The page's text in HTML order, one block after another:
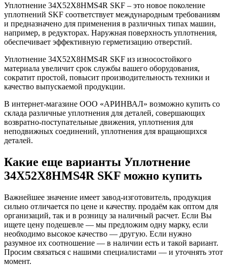
Уплотнение 34X52X8HMS4R SKF – это новое поколение
уплотнений SKF соответствует международным требованиям
и предназначено для применения в различных типах машин,
например, в редукторах. Наружная поверхность уплотнения,
обеспечивает эффективную герметизацию отверстий.
Уплотнение 34X52X8HMS4R SKF из износостойкого
материала увеличит срок службы вашего оборудования,
сократит простой, повысит производительность техники и
качество выпускаемой продукции.
В интернет-магазине ООО «АРИНВАЛ» возможно купить со
склада различные уплотнения для деталей, совершающих
возвратно-поступательные движения, уплотнения для
неподвижных соединений, уплотнения для вращающихся
деталей.
Какие еще варианты Уплотнение
34X52X8HMS4R SKF можно купить
Важнейшее значение имеет завод-изготовитель, продукция
сильно отличается по цене и качеству. продаём как оптом для
организаций, так и в розницу за наличный расчет. Если Вы
ищете цену подешевле — мы предложим одну марку, если
необходимо высокое качество — другую. Если нужно
разумное их соотношение — в наличии есть и такой вариант.
Просим связаться с нашими специалистами — и уточнять этот
момент.